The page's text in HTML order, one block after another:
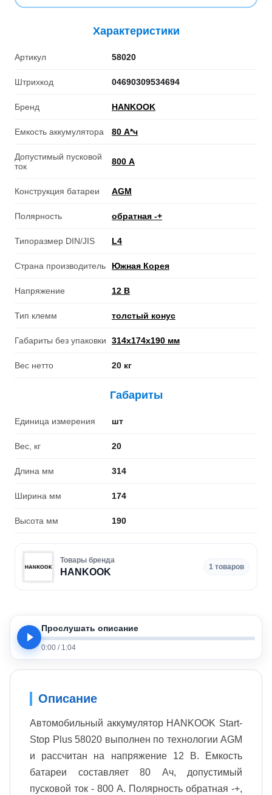
Характеристики
Артикул 58020
Штрихкод 04690309534694
Бренд HANKOOK
Емкость аккумулятора 80 А*ч
Допустимый пусковой
ток
800 А
Конструкция батареи AGM
Полярность обратная -+
Типоразмер DIN/JIS L4
Страна производитель Южная Корея
Напряжение 12 В
Тип клемм толстый конус
Габариты без упаковки 314х174х190 мм
Вес нетто 20 кг
Габариты
Единица измерения шт
Вес, кг 20
Длина мм 314
Ширина мм 174
Высота мм 190
Товары бренда
HANKOOK
1 товаров
Прослушать описание
0:00 / 1:04
Описание
Автомобильный аккумулятор HANKOOK Start-
Stop Plus 58020 выполнен по технологии AGM
и рассчитан на напряжение 12 В. Емкость
батареи составляет 80 Ач, допустимый
пусковой ток - 800 А. Полярность обратная -+,